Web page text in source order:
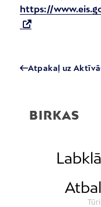
https://
Atpakaļ uz
BIRKAS